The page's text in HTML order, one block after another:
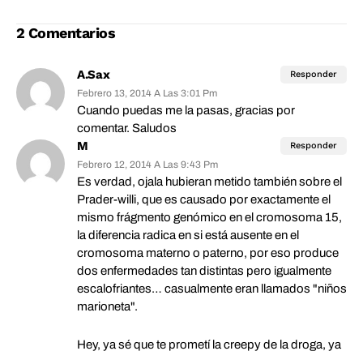
2 Comentarios
A.Sax
Febrero 13, 2014 A Las 3:01 Pm
Cuando puedas me la pasas, gracias por
comentar. Saludos
Responder
M
Febrero 12, 2014 A Las 9:43 Pm
Es verdad, ojala hubieran metido también sobre el
Prader-willi, que es causado por exactamente el
mismo frágmento genómico en el cromosoma 15,
la diferencia radica en si está ausente en el
cromosoma materno o paterno, por eso produce
dos enfermedades tan distintas pero igualmente
escalofriantes… casualmente eran llamados "niños
marioneta".
Hey, ya sé que te prometí la creepy de la droga, ya
Responder